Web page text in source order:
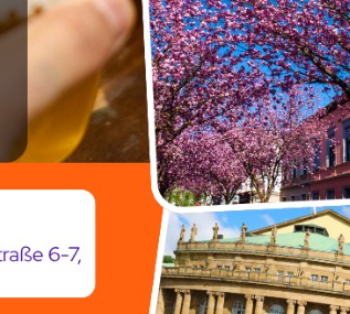
31.08.2026 18:00
19:30